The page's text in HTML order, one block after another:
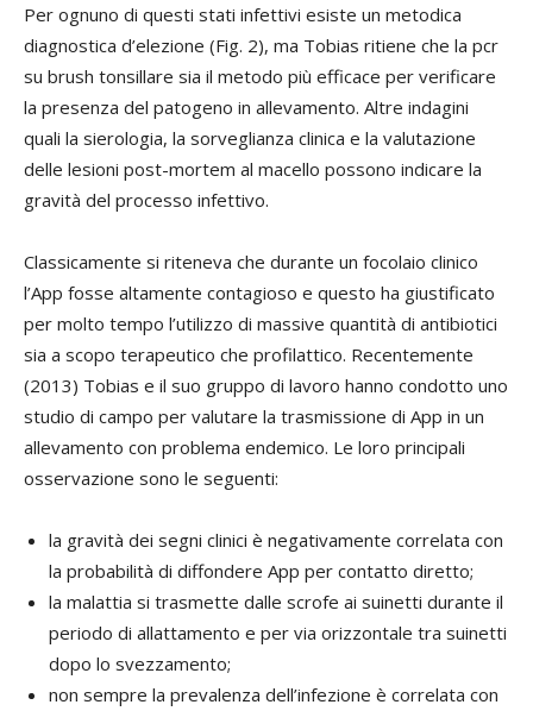
Per ognuno di questi stati infettivi esiste un metodica
diagnostica d’elezione (Fig. 2), ma Tobias ritiene che la pcr
su brush tonsillare sia il metodo più efficace per verificare
la presenza del patogeno in allevamento. Altre indagini
quali la sierologia, la sorveglianza clinica e la valutazione
delle lesioni post-mortem al macello possono indicare la
gravità del processo infettivo.
Classicamente si riteneva che durante un focolaio clinico
l’App fosse altamente contagioso e questo ha giustificato
per molto tempo l’utilizzo di massive quantità di antibiotici
sia a scopo terapeutico che profilattico. Recentemente
(2013) Tobias e il suo gruppo di lavoro hanno condotto uno
studio di campo per valutare la trasmissione di App in un
allevamento con problema endemico. Le loro principali
osservazione sono le seguenti:
la gravità dei segni clinici è negativamente correlata con
la probabilità di diffondere App per contatto diretto;
la malattia si trasmette dalle scrofe ai suinetti durante il
periodo di allattamento e per via orizzontale tra suinetti
dopo lo svezzamento;
non sempre la prevalenza dell’infezione è correlata con